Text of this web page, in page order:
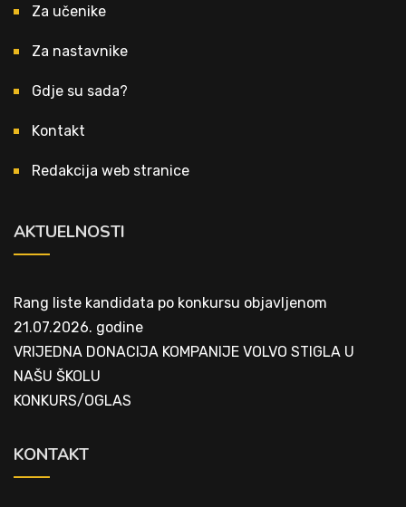
Za učenike
Za nastavnike
Gdje su sada?
Kontakt
Redakcija web stranice
AKTUELNOSTI
Rang liste kandidata po konkursu objavljenom
21.07.2026. godine
VRIJEDNA DONACIJA KOMPANIJE VOLVO STIGLA U
NAŠU ŠKOLU
KONKURS/OGLAS
KONTAKT